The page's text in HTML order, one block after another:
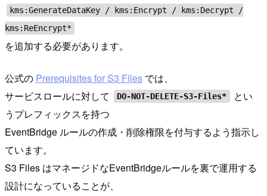
kms:GenerateDataKey / kms:Encrypt / kms:Decrypt /
kms:ReEncrypt*
を追加する必要があります。
公式の Prerequisites for S3 Files では、
サービスロールに対して
DO-NOT-DELETE-S3-Files*
とい
うプレフィックスを持つ
EventBridge ルールの作成・削除権限を付与するよう指示し
ています。
S3 Files はマネージドなEventBridgeルールを裏で運用する
設計になっていることが、